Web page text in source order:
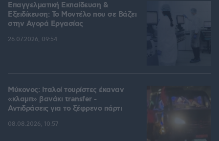
Επαγγελματική Εκπαίδευση &
Εξειδίκευση: Το Mοντέλο που σε Bάζει
στην Aγορά Eργασίας
26.07.2026, 09:54
Μύκονος: Ιταλοί τουρίστες έκαναν
«κλαμπ» βανάκι transfer -
Αντιδράσεις για το ξέφρενο πάρτι
08.08.2026, 10:57